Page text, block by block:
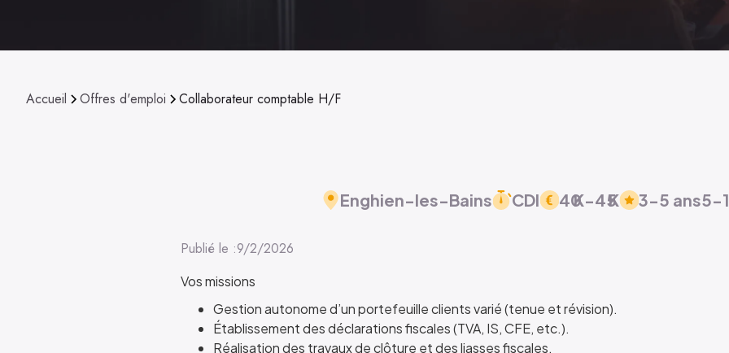
Accueil Offres d'emploi Collaborateur comptable H/F
Enghien-les-Bains CDI 40
K-45
K 3-5 ans5-
Publié le :9/2/2026
Vos missions
Gestion autonome d’un portefeuille clients varié (tenue et révision).
Établissement des déclarations fiscales (TVA, IS, CFE, etc.).
Réalisation des travaux de clôture et des liasses fiscales.